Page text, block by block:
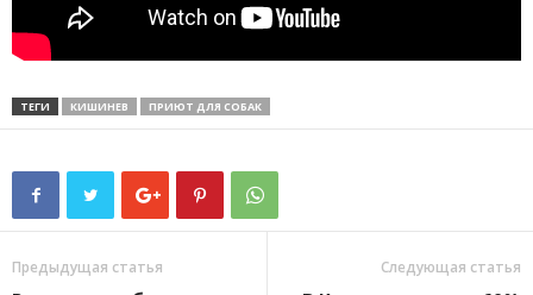
ТЕГИ КИШИНЕВ ПРИЮТ ДЛЯ СОБАК
Предыдущая статья Следующая статья